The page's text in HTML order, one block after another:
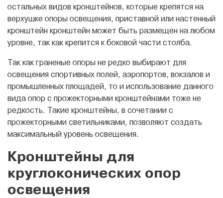
остальных видов кронштейнов, которые крепятся на
верхушке опоры освещения, приставной или настенный
кронштейн кронштейн может быть размещен на любом
уровне, так как крепится к боковой части столба.
Так как граненые опоры не редко выбирают для
освещения спортивных полей, аэропортов, вокзалов и
промышленных площадей, то и использование данного
вида опор с прожекторными кронштейнами тоже не
редкость. Такие кронштейны, в сочетании с
прожекторными светильниками, позволяют создать
максимальный уровень освещения.
Кронштейны для
круглоконических опор
освещения